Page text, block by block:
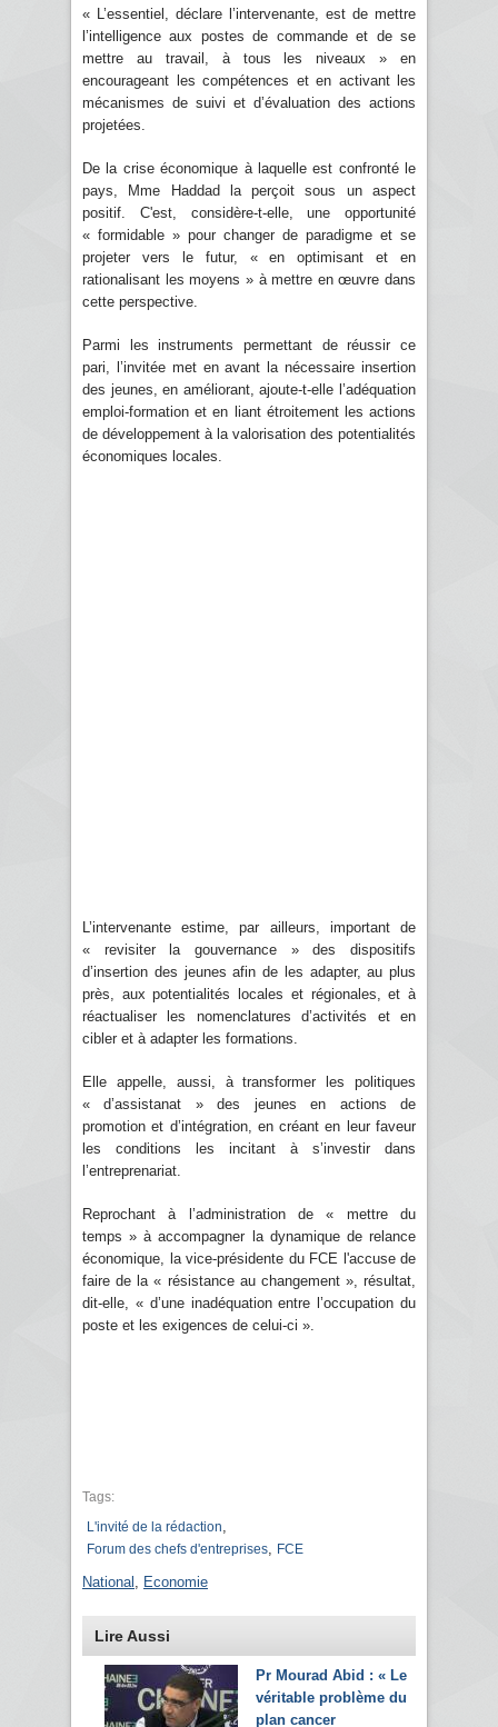
« L’essentiel, déclare l’intervenante, est de mettre
l’intelligence aux postes de commande et de se
mettre au travail, à tous les niveaux » en
encourageant les compétences et en activant les
mécanismes de suivi et d’évaluation des actions
projetées.
De la crise économique à laquelle est confronté le
pays, Mme Haddad la perçoit sous un aspect
positif. C'est, considère-t-elle, une opportunité
« formidable » pour changer de paradigme et se
projeter vers le futur, « en optimisant et en
rationalisant les moyens » à mettre en œuvre dans
cette perspective.
Parmi les instruments permettant de réussir ce
pari, l’invitée met en avant la nécessaire insertion
des jeunes, en améliorant, ajoute-t-elle l’adéquation
emploi-formation et en liant étroitement les actions
de développement à la valorisation des potentialités
économiques locales.
L’intervenante estime, par ailleurs, important de
« revisiter la gouvernance » des dispositifs
d’insertion des jeunes afin de les adapter, au plus
près, aux potentialités locales et régionales, et à
réactualiser les nomenclatures d’activités et en
cibler et à adapter les formations.
Elle appelle, aussi, à transformer les politiques
« d’assistanat » des jeunes en actions de
promotion et d’intégration, en créant en leur faveur
les conditions les incitant à s’investir dans
l’entreprenariat.
Reprochant à l’administration de « mettre du
temps » à accompagner la dynamique de relance
économique, la vice-présidente du FCE l'accuse de
faire de la « résistance au changement », résultat,
dit-elle, « d’une inadéquation entre l’occupation du
poste et les exigences de celui-ci ».
Tags:
L'invité de la rédaction
Forum des chefs d'entreprises FCE
National Economie
Lire Aussi
Pr Mourad Abid : « Le
véritable problème du
plan cancer